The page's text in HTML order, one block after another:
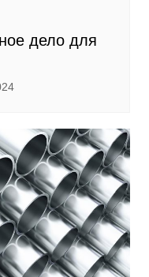
дело для